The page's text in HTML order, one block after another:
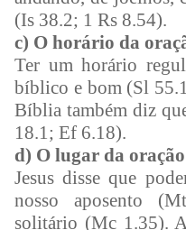
(Is 38.2; 1 Rs 8.54).
c) O horário da
Ter um horário
bíblico e bom (Sl
Bíblia também diz
18.1; Ef 6.18).
d) O lugar da
Jesus disse que
nosso aposento
solitário (Mc 1.35).